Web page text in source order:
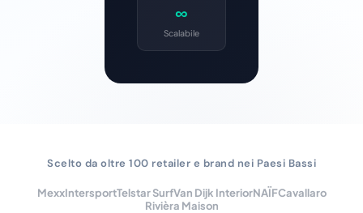
∞
Scalabile
Scelto da oltre 100 retailer e brand nei Paesi Bassi
MexxIntersportTelstar SurfVan Dijk InteriorNAÏFCavallaro
Rivièra Maison